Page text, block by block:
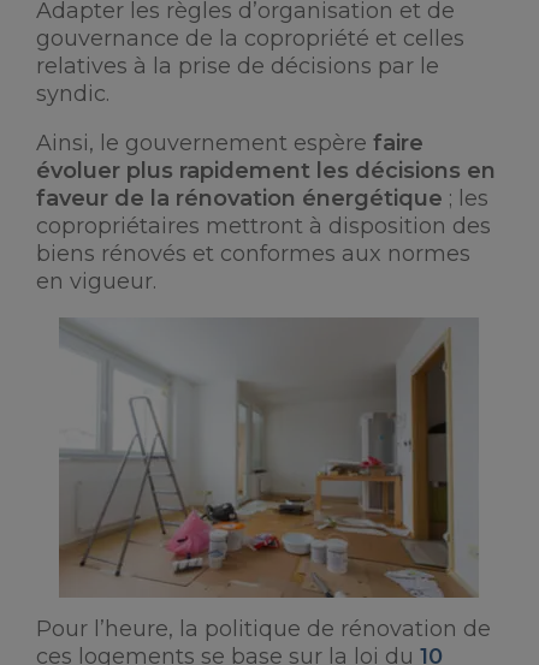
Adapter les règles d’organisation et de
gouvernance de la copropriété et celles
relatives à la prise de décisions par le
syndic.
Ainsi, le gouvernement espère faire
évoluer plus rapidement les décisions en
faveur de la rénovation énergétique ; les
copropriétaires mettront à disposition des
biens rénovés et conformes aux normes
en vigueur.
Pour l’heure, la politique de rénovation de
ces logements se base sur la loi du 10